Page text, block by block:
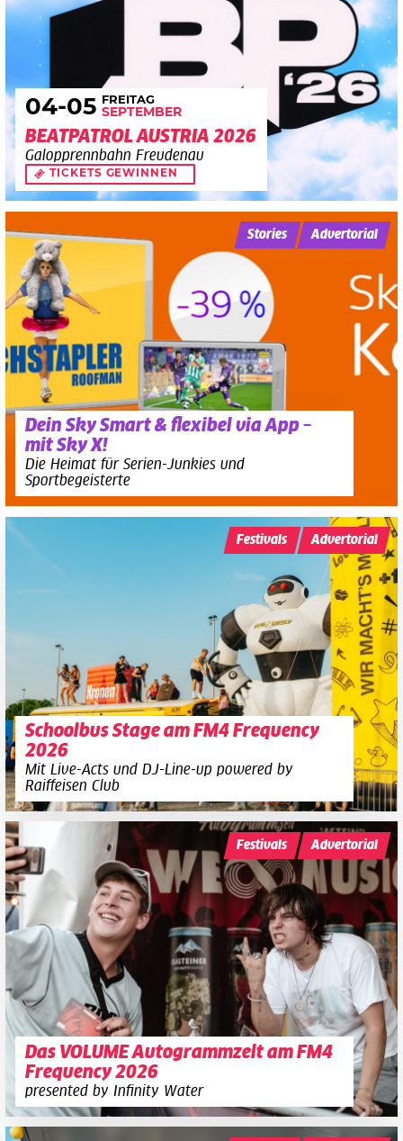
04-05 FREITAG
SEPTEMBER
BEATPATROL AUSTRIA 2026
Galopprennbahn Freudenau
TICKETS GEWINNEN
Dein Sky Smart & flexibel via App –
mit Sky X!
Die Heimat für Serien-Junkies und
Sportbegeisterte
Stories Advertorial
Schoolbus Stage am FM4 Frequency
2026
Mit Live-Acts und DJ-Line-up powered by
Raiffeisen Club
Festivals Advertorial
Das VOLUME Autogrammzelt am FM4
Frequency 2026
presented by Infinity Water
Festivals Advertorial